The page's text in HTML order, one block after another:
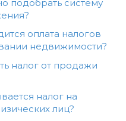
подобрать систему
оплата налогов
недвижимости?
налог от продажи
налог на
лиц?